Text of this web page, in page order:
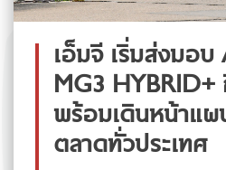
เอ็มจี เริ่มส่งมอ
MG3 HYBRID+
พร้อมเดินหน้าแผ
ตลาดทั่วประเทศ